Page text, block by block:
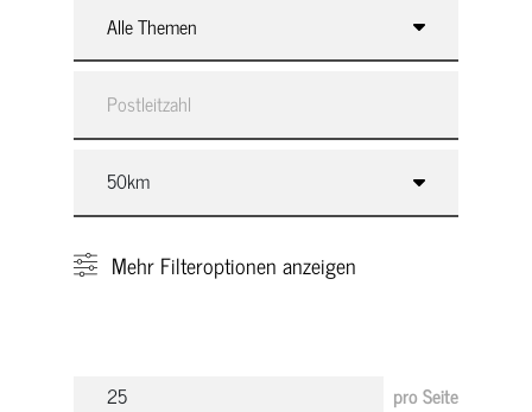
Alle Themen
Mehr Filteroptionen anzeigen
pro Seite